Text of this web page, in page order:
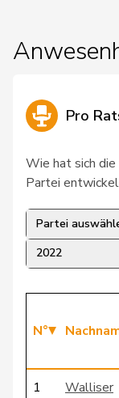
Pro
Wie hat sich
Partei
Partei
2022
N°
1 Walliser